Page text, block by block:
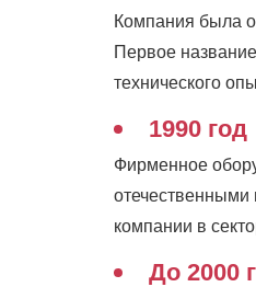
Компания была
Первое
технического
1990 год
Фирменное
отечественными
компании в
До 2000